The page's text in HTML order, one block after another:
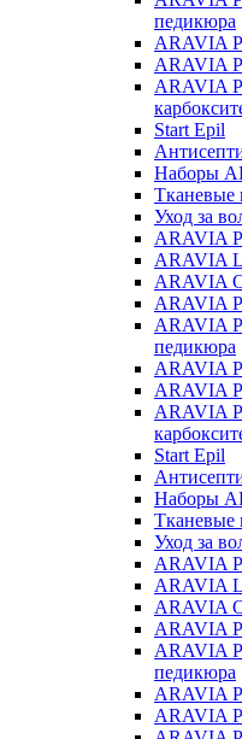
педикюра
ARAVIA
ARAVIA
ARAVIA
Start Epil
Наборы
Тканевые
Уход за
ARAVIA
ARAVIA
ARAVIA
ARAVIA
ARAVIA
педикюра
ARAVIA
ARAVIA
ARAVIA
Start Epil
Наборы
Тканевые
Уход за
ARAVIA
ARAVIA
ARAVIA
ARAVIA
ARAVIA
педикюра
ARAVIA
ARAVIA